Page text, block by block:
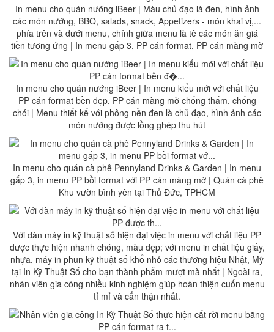
In menu cho quán nướng iBeer | Màu chủ đạo là đen, hình ảnh
các món nướng, BBQ, salads, snack, Appetizers - món khai vị,...
phía trên và dưới menu, chính giữa menu là tê các món ăn giá
tiền tương ứng | In menu gấp 3, PP cán format, PP cán màng mờ
In menu cho quán nướng iBeer | In menu kiểu mới với chất liệu
PP cán format bền đẹp, PP cán màng mờ chống thấm, chống
chói | Menu thiết kế với phông nền đen là chủ đạo, hình ảnh các
món nướng được lồng ghép thu hút
In menu cho quán cà phê Pennyland Drinks & Garden | In menu
gấp 3, in menu PP bồi format với PP cán màng mờ | Quán cà phê
Khu vườn bình yên tại Thủ Đức, TPHCM
Với dàn máy in kỹ thuật số hiện đại việc in menu với chất liệu PP
được thực hiện nhanh chóng, màu đẹp; với menu in chất liệu giấy,
nhựa, máy in phun kỹ thuật số khổ nhỏ các thương hiệu Nhật, Mỹ
tại In Kỹ Thuật Số cho bạn thành phẩm mượt mà nhất | Ngoài ra,
nhân viên gia công nhiều kinh nghiệm giúp hoàn thiện cuốn menu
tỉ mỉ và cẩn thận nhất.